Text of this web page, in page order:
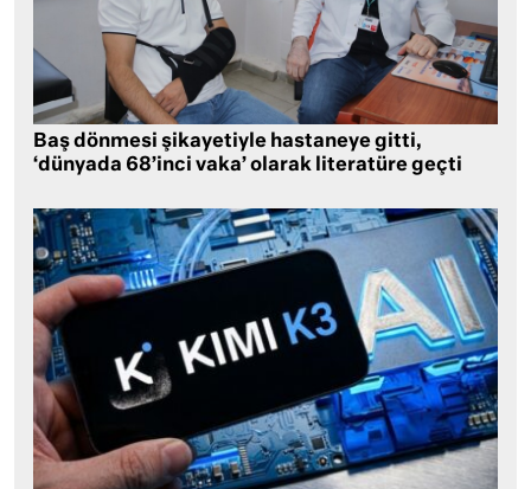
Baş dönmesi şikayetiyle hastaneye gitti,
‘dünyada 68’inci vaka’ olarak literatüre geçti